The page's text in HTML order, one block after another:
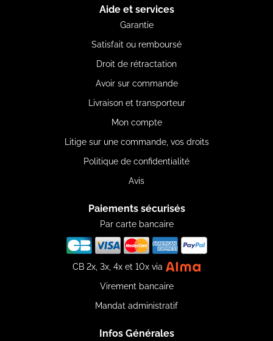
Aide et services
Garantie
Satisfait ou remboursé
Droit de rétractation
Avoir sur commande
Livraison et transporteur
Mon compte
Litige sur une commande, vos droits
Politique de confidentialité
Avis
Paiements sécurisés
Par carte bancaire
CB 2x, 3x, 4x et 10x via
Virement bancaire
Mandat administratif
Infos Générales